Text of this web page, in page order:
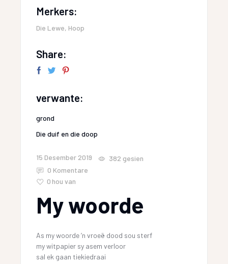
Merkers:
Die Lewe, Hoop
Share:
verwante:
grond
Die duif en die doop
15 Desember 2019 382 gesien
0 Komentare
0 hou van
My woorde
As my woorde ’n vroeë dood sou sterf
my witpapier sy asem verloor
sal ek gaan tiekiedraai